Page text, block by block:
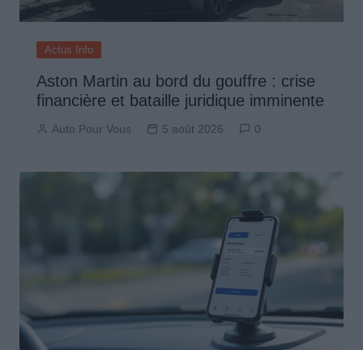
Actus Info
Aston Martin au bord du gouffre : crise
financière et bataille juridique imminente
Auto Pour Vous 5 août 2026 0